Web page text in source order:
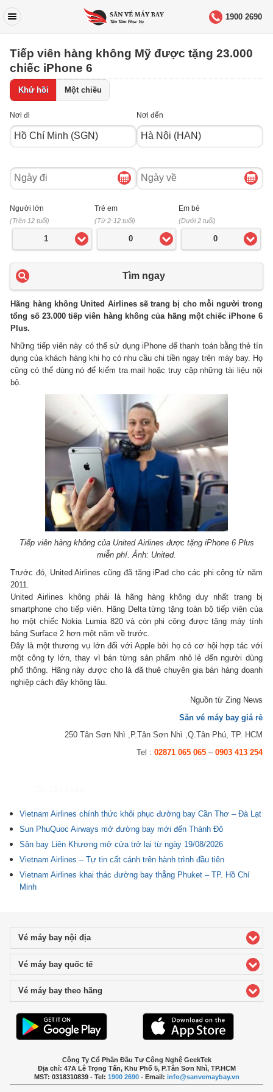
1900 2690
Tiếp viên hàng không Mỹ được tặng 23.000
chiếc iPhone 6
Khứ hồi Một chiều
Nơi đi Nơi đến
Ngày
đi
Ngày
về
Người lớn
(Trên 12 tuổi)
1
Trẻ em
(Từ 2-12 tuổi)
0
Em bé
(Dưới 2 tuổi)
0
Tìm ngay
Hãng hàng không United Airlines sẽ trang bị cho mỗi người trong
tổng số 23.000 tiếp viên hàng không của hãng một chiếc iPhone 6
Plus.
Những tiếp viên này có thể sử dụng iPhone để thanh toán bằng thẻ tín
dụng của khách hàng khi họ có nhu cầu chi tiền ngay trên máy bay. Họ
cũng có thể dùng nó để kiểm tra mail hoặc truy cập những tài liệu nội
bộ.
Tiếp viên hàng không của United Airlines được tặng iPhone 6 Plus
miễn phí. Ảnh: United.
Trước đó, United Airlines cũng đã tặng iPad cho các phi công từ năm
2011.
United Airlines không phải là hãng hàng không duy nhất trang bị
smartphone cho tiếp viên. Hãng Delta từng tặng toàn bộ tiếp viên của
họ một chiếc Nokia Lumia 820 và còn phi công được tặng máy tính
bảng Surface 2 hơn một năm về trước.
Đây là một thương vụ lớn đối với Apple bởi họ có cơ hội hợp tác với
một công ty lớn, thay vì bán từng sản phẩm nhỏ lẻ đến người dùng
phổ thông. Hãng này được cho là đã thuê chuyên gia bán hàng doanh
nghiệp cách đây không lâu.
Nguồn từ Zing News
Săn vé máy bay giá rẻ
250 Tân Sơn Nhì ,P.Tân Sơn Nhì ,Q.Tân Phú, TP. HCM
Tel : 02871 065 065– 0903 413 254
Vietnam Airlines chính thức khôi phục đường bay Cần Thơ – Đà Lạt
Sun PhuQuoc Airways mở đường bay mới đến Thành Đô
Sân bay Liên Khương mở cửa trở lại từ ngày 19/08/2026
Vietnam Airlines – Tự tin cất cánh trên hành trình đầu tiên
Vietnam Airlines khai thác đường bay thẳng Phuket – TP. Hồ Chí
Minh
Vé máy bay nội địaclick to expand contents
Vé máy bay quốc tếclick to expand contents
Vé máy bay theo hãng
Công Ty Cổ Phần Đầu Tư Công Nghệ GeekTek
Địa chỉ: 47A Lê Trọng Tấn, Khu Phố 5, P.Tân Sơn Nhì, TP.HCM
MST: 0318310839 - Tel: 1900 2690- Email: info@sanvemaybay.vn